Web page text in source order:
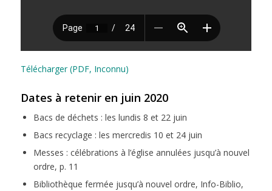
Télécharger (PDF, Inconnu)
Dates à retenir en juin 2020
Bacs de déchets : les lundis 8 et 22 juin
Bacs recyclage : les mercredis 10 et 24 juin
Messes : célébrations à l’église annulées jusqu’à nouvel
ordre, p. 11
Bibliothèque fermée jusqu’à nouvel ordre, Info-Biblio,